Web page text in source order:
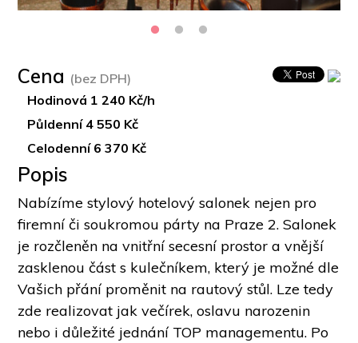
Cena (bez DPH)
Hodinová 1 240 Kč/h
Půldenní 4 550 Kč
Celodenní 6 370 Kč
Popis
Nabízíme stylový hotelový salonek nejen pro
firemní či soukromou párty na Praze 2. Salonek
je rozčleněn na vnitřní secesní prostor a vnější
zasklenou část s kulečníkem, který je možné dle
Vašich přání proměnit na rautový stůl. Lze tedy
zde realizovat jak večírek, oslavu narozenin
nebo i důležité jednání TOP managementu. Po